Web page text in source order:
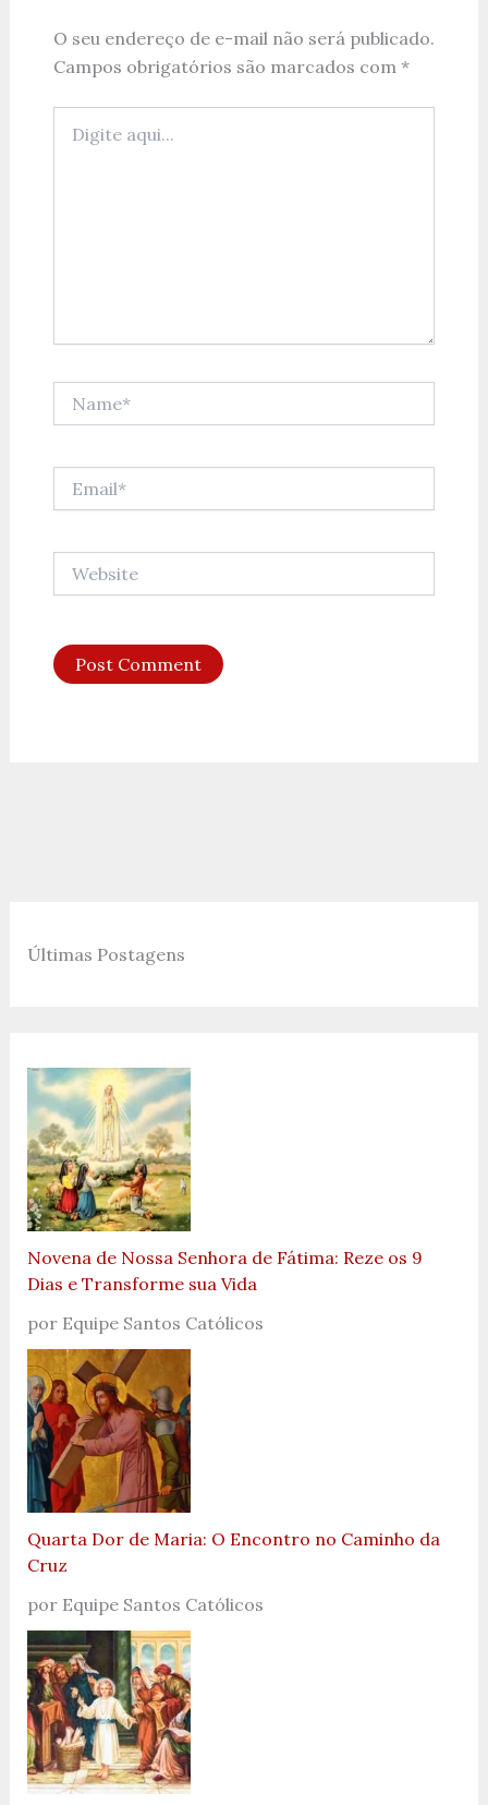
O seu endereço de e-mail não será publicado.
Campos obrigatórios são marcados com *
aqui...
Últimas Postagens
Novena de Nossa Senhora de Fátima: Reze os 9
Dias e Transforme sua Vida
por Equipe Santos Católicos
Quarta Dor de Maria: O Encontro no Caminho da
Cruz
por Equipe Santos Católicos